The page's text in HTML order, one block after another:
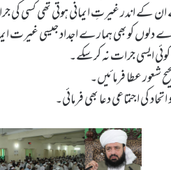
ان کے اندر غیرتِ ایمانی ہوتی تھی
ہمارے دلوں کوبھی ہمارے اجداد جیسی
ایسی جرات نہ کر سکے۔
شعور عطا فرمائیں۔
کی اجتماعی دعا بھی فرمائی۔